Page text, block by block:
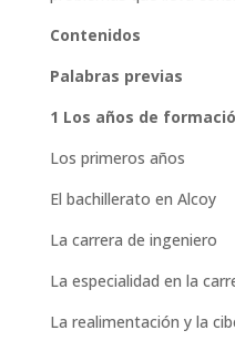
Contenidos
Palabras previas
1 Los años de
Los primeros años
El bachillerato en Alcoy
La carrera de ingeniero
La especialidad en la
La realimentación y la